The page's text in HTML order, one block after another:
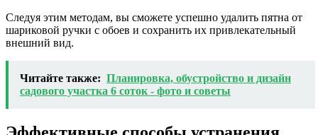
Следуя этим методам, вы сможете успешно удалить пятна от
шариковой ручки с обоев и сохранить их привлекательный
внешний вид.
Читайте также: Планировка, обустройство и дизайн
садового участка 6 соток - фото и советы